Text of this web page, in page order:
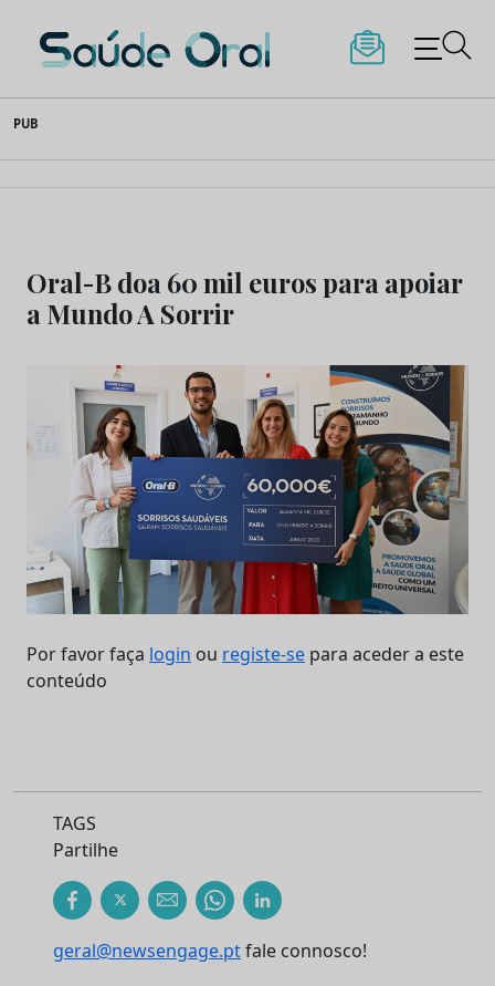
to
content
Saúde Oral
PUB
Oral-B doa 60 mil euros para apoiar
a Mundo A Sorrir
Por favor faça login ou registe-se para aceder a este
conteúdo
TAGS
Partilhe
geral@newsengage.ptfale connosco!